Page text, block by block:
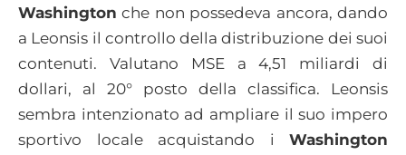
Washington che non possedeva ancora, dando
a Leonsis il controllo della distribuzione dei suoi
contenuti. Valutano MSE a 4,51 miliardi di
dollari, al 20° posto della classifica. Leonsis
sembra intenzionato ad ampliare il suo impero
sportivo locale acquistando i Washington